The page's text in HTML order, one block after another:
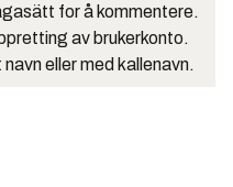
for å kommentere.
av brukerkonto.
eller med kallenavn.